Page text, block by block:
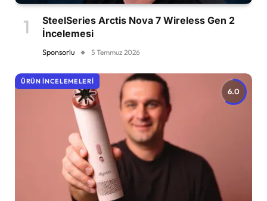
SteelSeries Arctis Nova 7 Wireless Gen 2
İncelemesi
Sponsorlu 5 Temmuz 2026
6.0
ÜRÜN İNCELEMELERI